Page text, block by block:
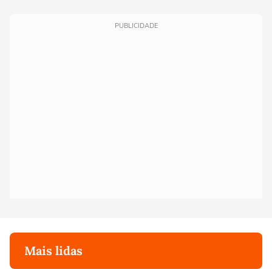
PUBLICIDADE
Mais lidas